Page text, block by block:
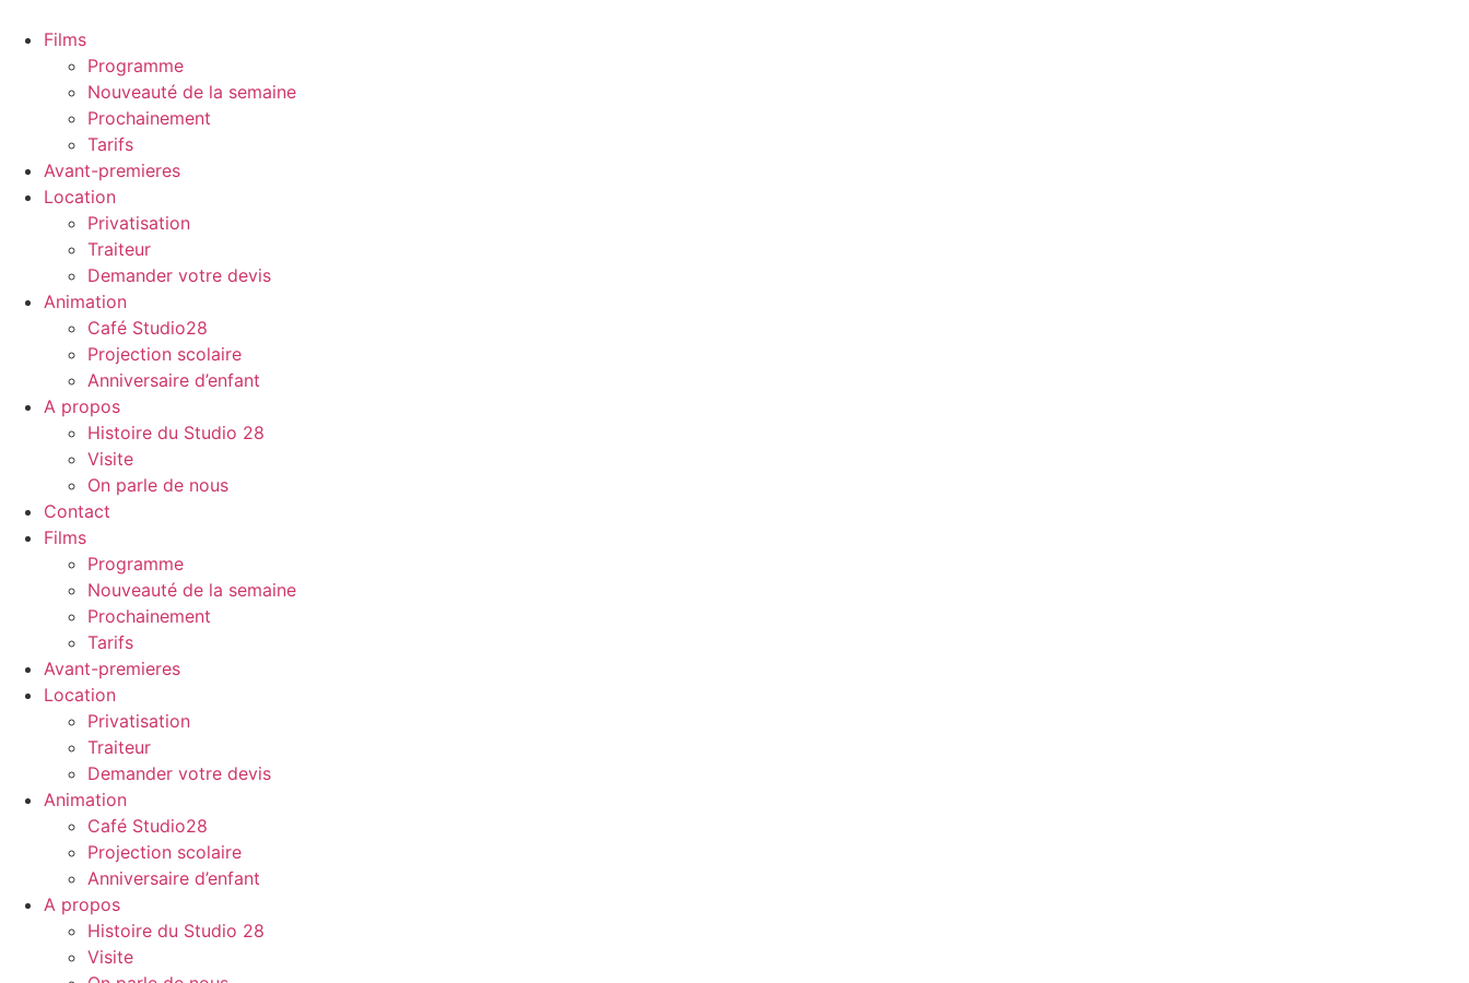
Films
Programme
Nouveauté de la semaine
Prochainement
Tarifs
Avant-premieres
Location
Privatisation
Traiteur
Demander votre devis
Animation
Café Studio28
Projection scolaire
Anniversaire d’enfant
A propos
Histoire du Studio 28
Visite
On parle de nous
Contact
Films
Programme
Nouveauté de la semaine
Prochainement
Tarifs
Avant-premieres
Location
Privatisation
Traiteur
Demander votre devis
Animation
Café Studio28
Projection scolaire
Anniversaire d’enfant
A propos
Histoire du Studio 28
Visite